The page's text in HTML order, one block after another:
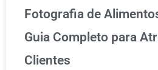
Fotografia de
Guia Completo para
Clientes